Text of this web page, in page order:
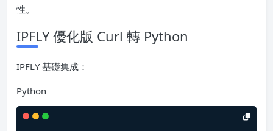
性。
IPFLY 優化版 Curl 轉 Python
IPFLY 基礎集成：
Python